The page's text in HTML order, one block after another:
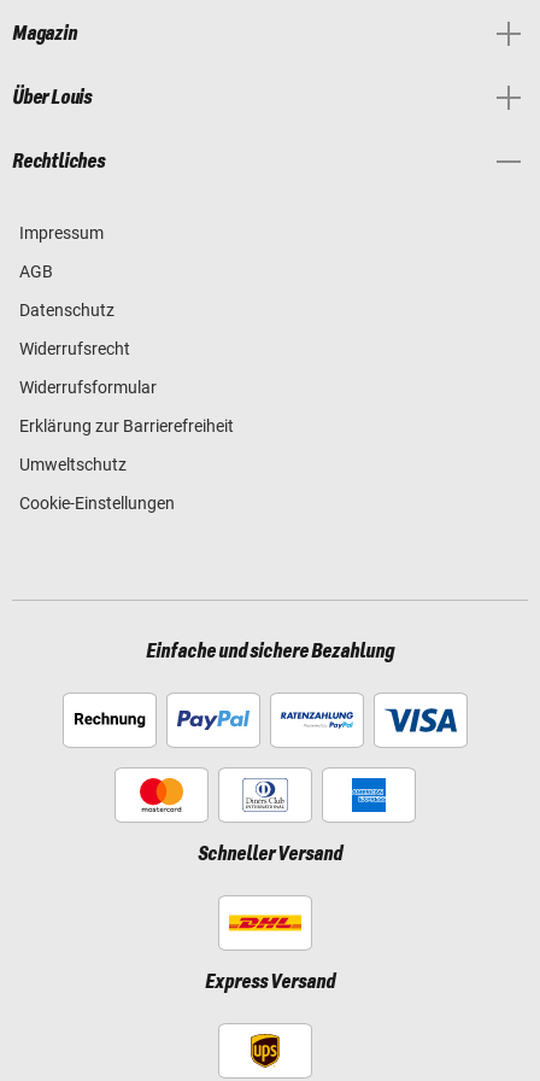
Magazin
Über Louis
Rechtliches
Impressum
AGB
Datenschutz
Widerrufsrecht
Widerrufsformular
Erklärung zur Barrierefreiheit
Umweltschutz
Cookie-Einstellungen
Einfache und sichere Bezahlung
Schneller Versand
Express Versand